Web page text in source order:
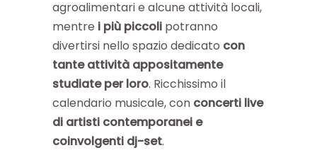
agroalimentari e alcune attività locali,
mentre i più piccoli potranno
divertirsi nello spazio dedicato con
tante attività appositamente
studiate per loro. Ricchissimo il
calendario musicale, con concerti live
di artisti contemporanei e
coinvolgenti dj-set.